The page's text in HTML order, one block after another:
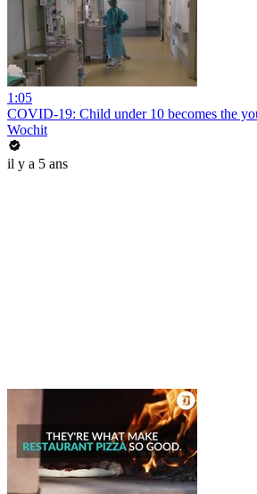
1:05
COVID-19: Child under 10 becomes the
Wochit
il y a 5 ans